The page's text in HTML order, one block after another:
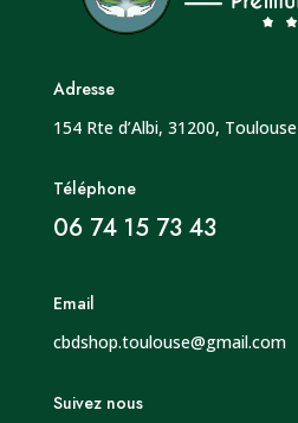
Adresse
154 Rte d’Albi, 31200, Toulouse
Téléphone
06 74 15 73 43
Email
cbdshop.toulouse@gmail.com
Suivez nous